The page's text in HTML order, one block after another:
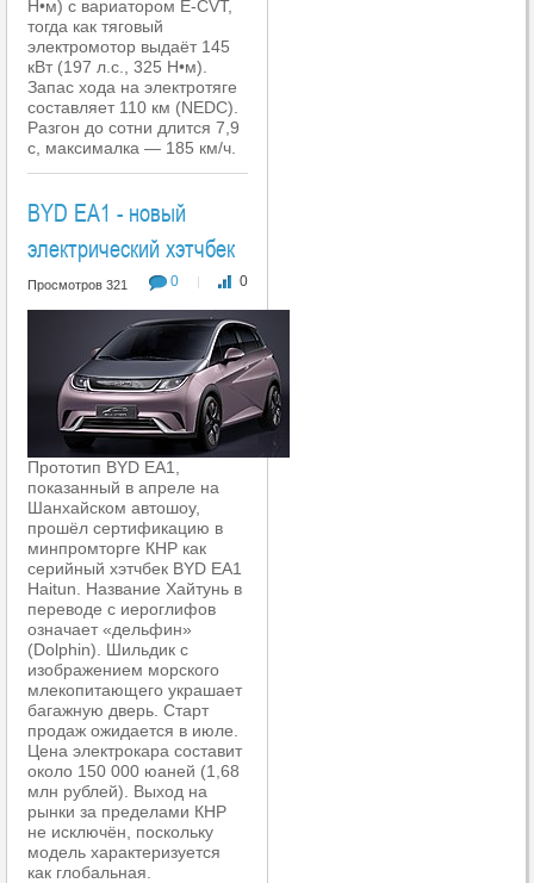
Н•м) с вариатором E-CVT,
тогда как тяговый
электромотор выдаёт 145
кВт (197 л.с., 325 Н•м).
Запас хода на электротяге
составляет 110 км (NEDC).
Разгон до сотни длится 7,9
с, максималка — 185 км/ч.
BYD EA1 - новый
электрический хэтчбек
0 | 0
Просмотров 321
Прототип BYD EA1,
показанный в апреле на
Шанхайском автошоу,
прошёл сертификацию в
минпромторге КНР как
серийный хэтчбек BYD EA1
Haitun. Название Хайтунь в
переводе с иероглифов
означает «дельфин»
(Dolphin). Шильдик с
изображением морского
млекопитающего украшает
багажную дверь. Старт
продаж ожидается в июле.
Цена электрокара составит
около 150 000 юаней (1,68
млн рублей). Выход на
рынки за пределами КНР
не исключён, поскольку
модель характеризуется
как глобальная.